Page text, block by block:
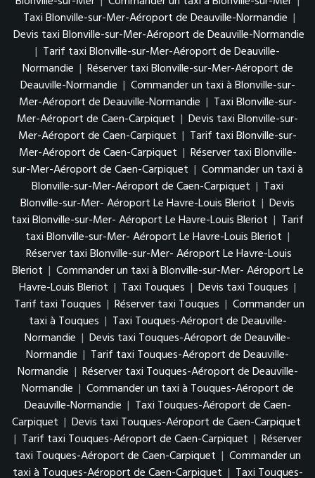
Taxi Blonville-sur-Mer-Aéroport de Deauville-Normandie |
Devis taxi Blonville-sur-Mer-Aéroport de Deauville-Normandie
| Tarif taxi Blonville-sur-Mer-Aéroport de Deauville-
Normandie | Réserver taxi Blonville-sur-Mer-Aéroport de
Deauville-Normandie | Commander un taxi à Blonville-sur-
Mer-Aéroport de Deauville-Normandie | Taxi Blonville-sur-
Mer-Aéroport de Caen-Carpiquet | Devis taxi Blonville-sur-
Mer-Aéroport de Caen-Carpiquet | Tarif taxi Blonville-sur-
Mer-Aéroport de Caen-Carpiquet | Réserver taxi Blonville-
sur-Mer-Aéroport de Caen-Carpiquet | Commander un taxi à
Blonville-sur-Mer-Aéroport de Caen-Carpiquet | Taxi
Blonville-sur-Mer- Aéroport Le Havre-Louis Bleriot | Devis
taxi Blonville-sur-Mer- Aéroport Le Havre-Louis Bleriot | Tarif
taxi Blonville-sur-Mer- Aéroport Le Havre-Louis Bleriot |
Réserver taxi Blonville-sur-Mer- Aéroport Le Havre-Louis
Bleriot | Commander un taxi à Blonville-sur-Mer- Aéroport Le
Havre-Louis Bleriot | Taxi Touques | Devis taxi Touques |
Tarif taxi Touques | Réserver taxi Touques | Commander un
taxi à Touques | Taxi Touques-Aéroport de Deauville-
Normandie | Devis taxi Touques-Aéroport de Deauville-
Normandie | Tarif taxi Touques-Aéroport de Deauville-
Normandie | Réserver taxi Touques-Aéroport de Deauville-
Normandie | Commander un taxi à Touques-Aéroport de
Deauville-Normandie | Taxi Touques-Aéroport de Caen-
Carpiquet | Devis taxi Touques-Aéroport de Caen-Carpiquet
| Tarif taxi Touques-Aéroport de Caen-Carpiquet | Réserver
taxi Touques-Aéroport de Caen-Carpiquet | Commander un
taxi à Touques-Aéroport de Caen-Carpiquet | Taxi Touques-